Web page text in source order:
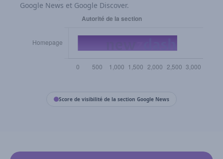
Google News et Google Discover.
Score de visibilité de la section Google News